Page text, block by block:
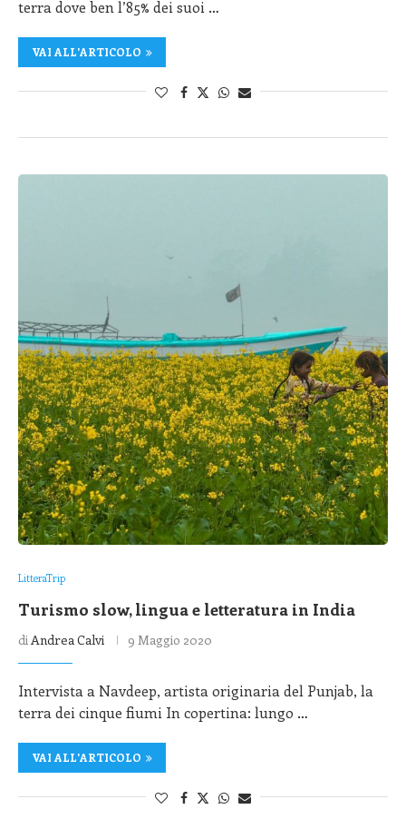
terra dove ben l’85% dei suoi …
VAI ALL'ARTICOLO
LitteraTrip
Turismo slow, lingua e letteratura in India
diAndrea Calvi 9 Maggio 2020
Intervista a Navdeep, artista originaria del Punjab, la
terra dei cinque fiumi In copertina: lungo …
VAI ALL'ARTICOLO